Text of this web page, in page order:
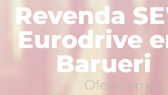
Revenda
Eurodrive
Barueri
Oferecemos